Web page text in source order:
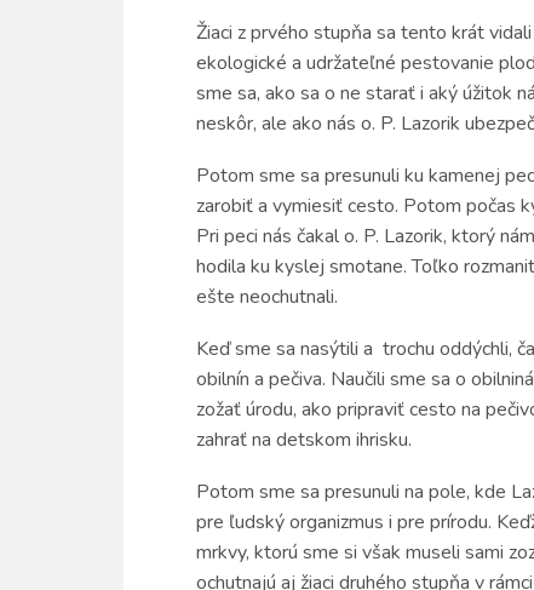
Žiaci z prvého stupňa sa tento krát
ekologické a udržateľné pestovanie
sme sa, ako sa o ne starať i aký úžitok
neskôr, ale ako nás o. P. Lazorik
Potom sme sa presunuli ku kamenej
zarobiť a vymiesiť cesto. Potom počas
Pri peci nás čakal o. P. Lazorik, ktorý
hodila ku kyslej smotane. Toľko
ešte neochutnali.
Keď sme sa nasýtili a trochu oddýchli,
obilnín a pečiva. Naučili sme sa o
zožať úrodu, ako pripraviť cesto na
zahrať na detskom ihrisku.
Potom sme sa presunuli na pole, kde
pre ľudský organizmus i pre prírodu.
mrkvy, ktorú sme si však museli sami
ochutnajú aj žiaci druhého stupňa v